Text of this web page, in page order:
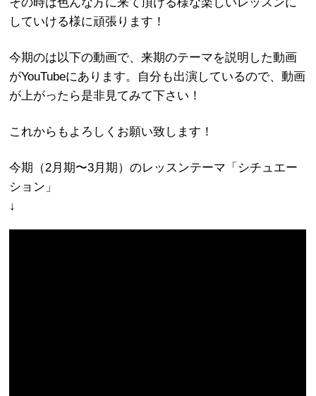
その時は色んな方に来て頂ける様な楽しいレッスンに
していける様に頑張ります！
今期のは以下の動画で、来期のテーマを説明した動画
がYouTubeにあります。自分も出演しているので、動画
が上がったら是非見てみて下さい！
これからもよろしくお願い致します！
今期（2月期〜3月期）のレッスンテーマ「シチュエー
ション」
↓